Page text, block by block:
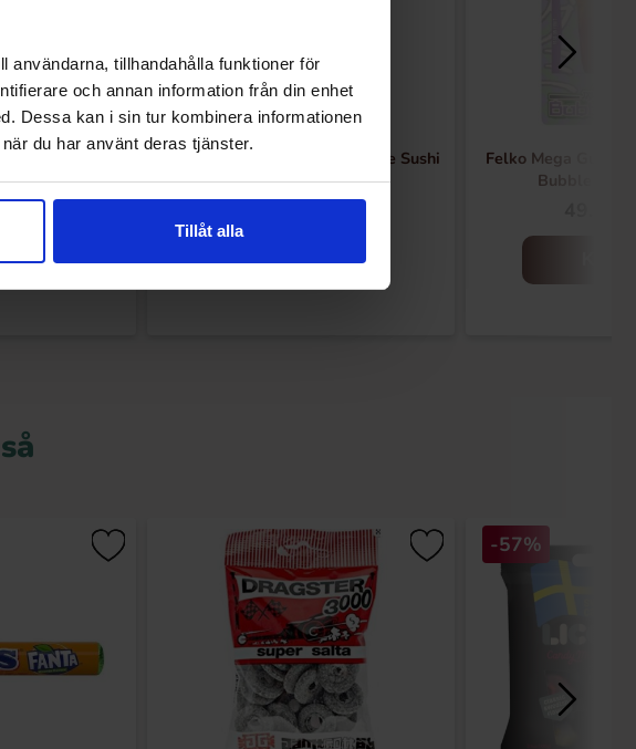
användarna, tillhandahålla funktioner för
och annan information från din enhet
Dessa kan i sin tur kombinera informationen
du har använt deras tjänster.
Tillåt alla
Felko Mega Gummies Japanese Sushi
120g
Kjøp
Felko Mega
Bubble Tea
-57%